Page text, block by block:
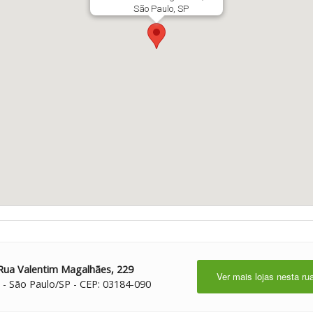
São Paulo, SP
Valentim Magalhães, 229
São Paulo/SP - CEP: 03184-090
Ver mais lojas nesta